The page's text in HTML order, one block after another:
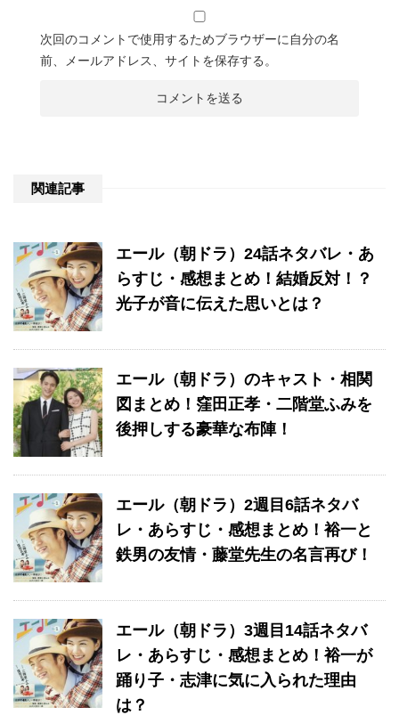
次回のコメントで使用するためブラウザーに自分の名
前、メールアドレス、サイトを保存する。
関連記事
エール（朝ドラ）24話ネタバレ・あ
らすじ・感想まとめ！結婚反対！？
光子が音に伝えた思いとは？
エール（朝ドラ）のキャスト・相関
図まとめ！窪田正孝・二階堂ふみを
後押しする豪華な布陣！
エール（朝ドラ）2週目6話ネタバ
レ・あらすじ・感想まとめ！裕一と
鉄男の友情・藤堂先生の名言再び！
エール（朝ドラ）3週目14話ネタバ
レ・あらすじ・感想まとめ！裕一が
踊り子・志津に気に入られた理由
は？